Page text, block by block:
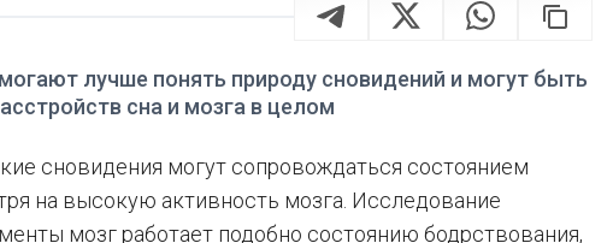
лучше понять природу сновидений и могут быть
сна и мозга в целом
сновидения могут сопровождаться состоянием
на высокую активность мозга. Исследование
мозг работает подобно состоянию бодрствования,